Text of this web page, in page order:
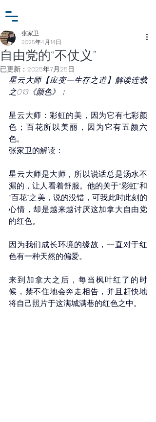
自由党的“不仗义”
张家卫
2025年4月14日
已更新： 2025年7月25日
星云大师【应变—生存之道】解读连载
之013《颜色》：
星云大师：彩虹的美，因为它有七彩颜
色；百花所以美丽，因为它有五颜六
色。
张家卫的解读：
星云大师是大师，所以说话总是汤水不
漏的，让人看着舒服。他的关于“彩虹”和
“百花”之美，说的没错，可我此时此刻的
心情，却是越来越讨厌这加拿大自由党
的红色。
因为我们成长环境的缘故，一直对于红
色有一种天然的偏爱。
来到加拿大之后，每当枫叶红了的时
候，禁不住地会奔走相告，并且赶快地
将自己照片于这满城满巷的红色之中。